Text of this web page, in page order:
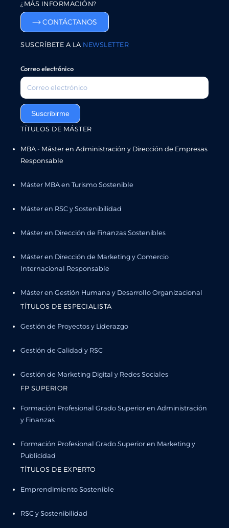
¿MÁS INFORMACIÓN?
CONTÁCTANOS
SUSCRÍBETE A LA NEWSLETTER
Correo electrónico
Suscribirme
TÍTULOS DE MÁSTER
MBA - Máster en Administración y Dirección de Empresas
Responsable
Máster MBA en Turismo Sostenible
Máster en RSC y Sostenibilidad
Máster en Dirección de Finanzas Sostenibles
Máster en Dirección de Marketing y Comercio
Internacional Responsable
Máster en Gestión Humana y Desarrollo Organizacional
TÍTULOS DE ESPECIALISTA
Gestión de Proyectos y Liderazgo
Gestión de Calidad y RSC
Gestión de Marketing Digital y Redes Sociales
FP SUPERIOR
Formación Profesional Grado Superior en Administración
y Finanzas
Formación Profesional Grado Superior en Marketing y
Publicidad
TÍTULOS DE EXPERTO
Emprendimiento Sostenible
RSC y Sostenibilidad